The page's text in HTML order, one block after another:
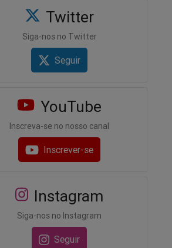
Twitter
Siga-nos no Twitter
Seguir
YouTube
Inscreva-se no nosso canal
Inscrever-se
Instagram
Siga-nos no Instagram
Seguir